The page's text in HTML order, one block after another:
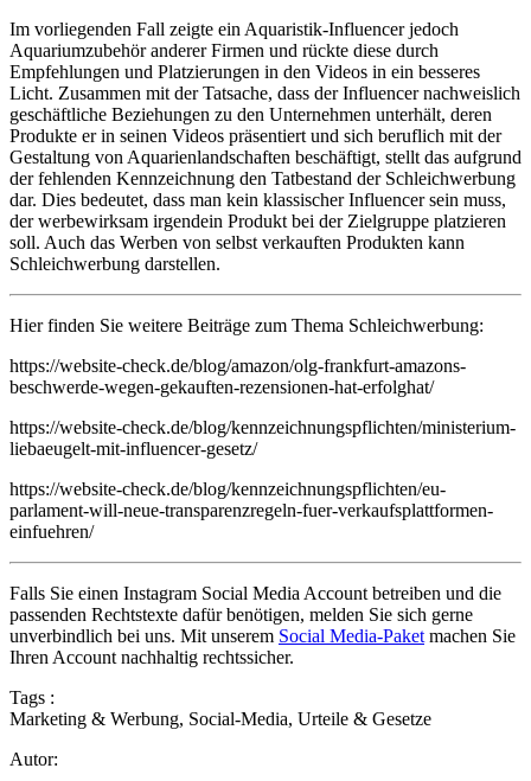
Im vorliegenden Fall zeigte ein Aquaristik-Influencer jedoch
Aquariumzubehör anderer Firmen und rückte diese durch
Empfehlungen und Platzierungen in den Videos in ein besseres
Licht. Zusammen mit der Tatsache, dass der Influencer nachweislich
geschäftliche Beziehungen zu den Unternehmen unterhält, deren
Produkte er in seinen Videos präsentiert und sich beruflich mit der
Gestaltung von Aquarienlandschaften beschäftigt, stellt das aufgrund
der fehlenden Kennzeichnung den Tatbestand der Schleichwerbung
dar. Dies bedeutet, dass man kein klassischer Influencer sein muss,
der werbewirksam irgendein Produkt bei der Zielgruppe platzieren
soll. Auch das Werben von selbst verkauften Produkten kann
Schleichwerbung darstellen.
Hier finden Sie weitere Beiträge zum Thema Schleichwerbung:
https://website-check.de/blog/amazon/olg-frankfurt-amazons-
beschwerde-wegen-gekauften-rezensionen-hat-erfolghat/
https://website-check.de/blog/kennzeichnungspflichten/ministerium-
liebaeugelt-mit-influencer-gesetz/
https://website-check.de/blog/kennzeichnungspflichten/eu-
parlament-will-neue-transparenzregeln-fuer-verkaufsplattformen-
einfuehren/
Falls Sie einen Instagram Social Media Account betreiben und die
passenden Rechtstexte dafür benötigen, melden Sie sich gerne
unverbindlich bei uns. Mit unserem Social Media-Paket machen Sie
Ihren Account nachhaltig rechtssicher.
Tags :
Marketing & Werbung, Social-Media, Urteile & Gesetze
Autor: